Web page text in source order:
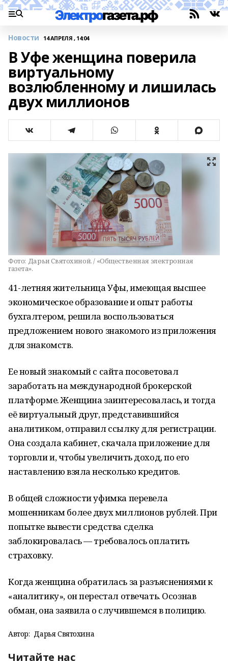
Новости 14 АПРЕЛЯ , 14:04
В Уфе женщина поверила
виртуальному
возлюбленному и лишилась
двух миллионов
Фото: Дарьи Святохиной. / «Общественная электронная
газета».
41-летняя жительница Уфы, имеющая высшее
экономическое образование и опыт работы
бухгалтером, решила воспользоваться
предложением нового знакомого из приложения
для знакомств.
Ее новый знакомый с сайта посоветовал
заработать на международной брокерской
платформе. Женщина заинтересовалась, и тогда
её виртуальный друг, представившийся
аналитиком, отправил ссылку для регистрации.
Она создала кабинет, скачала приложение для
торговли и, чтобы увеличить доход, по его
наставлению взяла несколько кредитов.
В общей сложности уфимка перевела
мошенникам более двух миллионов рублей. При
попытке вывести средства сделка
заблокировалась — требовалось оплатить
страховку.
Когда женщина обратилась за разъяснениями к
«аналитику», он перестал отвечать. Осознав
обман, она заявила о случившемся в полицию.
Автор: Дарья Святохина
Читайте нас